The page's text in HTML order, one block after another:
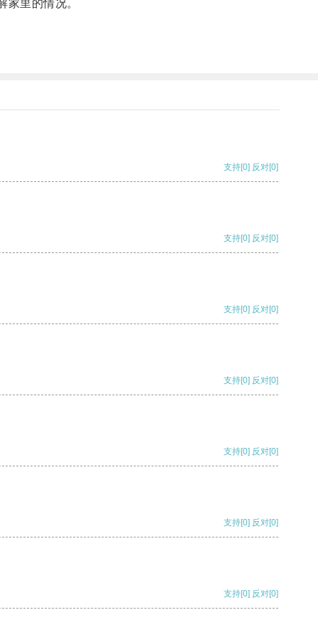
里的情况。
支持[0] 反对[0]
支持[0] 反对[0]
支持[0] 反对[0]
支持[0] 反对[0]
支持[0] 反对[0]
支持[0] 反对[0]
支持[0] 反对[0]